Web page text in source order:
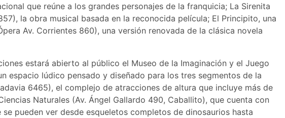
que reúne a los grandes personajes de la franquicia; La Sirenita
la obra musical basada en la reconocida película; El Principito, una
Av. Corrientes 860), una versión renovada de la clásica novela
estará abierto al público el Museo de la Imaginación y el Juego
espacio lúdico pensado y diseñado para los tres segmentos de la
6465), el complejo de atracciones de altura que incluye más de
Naturales (Av. Ángel Gallardo 490, Caballito), que cuenta con
pueden ver desde esqueletos completos de dinosaurios hasta